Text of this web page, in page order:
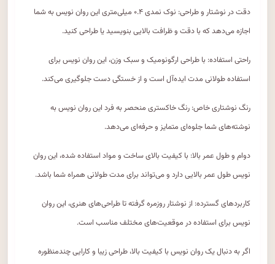
دقت در نوشتار و طراحی: نوک نمدی ۰.۴ میلی‌متری این روان نویس به شما
اجازه می‌دهد که با دقت و ظرافت بالایی بنویسید یا طراحی کنید.
راحتی استفاده: با طراحی ارگونومیک و سبک وزن، این روان نویس برای
استفاده طولانی مدت ایده‌آل است و از خستگی دست جلوگیری می‌کند.
رنگ نوشتاری خاص: رنگ خاکستری منحصر به فرد این روان نویس به
نوشته‌های شما جلوه‌ای متمایز و حرفه‌ای می‌دهد.
دوام و طول عمر بالا: با کیفیت بالای ساخت و مواد استفاده شده، این روان
نویس طول عمر بالایی دارد و می‌تواند برای مدت طولانی همراه شما باشد.
کاربردهای گسترده: از نوشتار روزمره گرفته تا طراحی‌های هنری، این روان
نویس برای استفاده در موقعیت‌های مختلف مناسب است.
اگر به دنبال یک روان نویس با کیفیت بالا، طراحی زیبا و کارایی چندمنظوره